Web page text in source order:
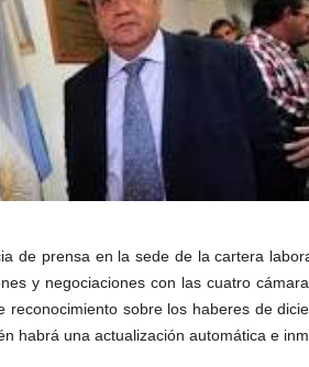
de prensa en la sede de la cartera
y negociaciones con las cuatro
reconocimiento sobre los haberes de
habrá una actualización automática e